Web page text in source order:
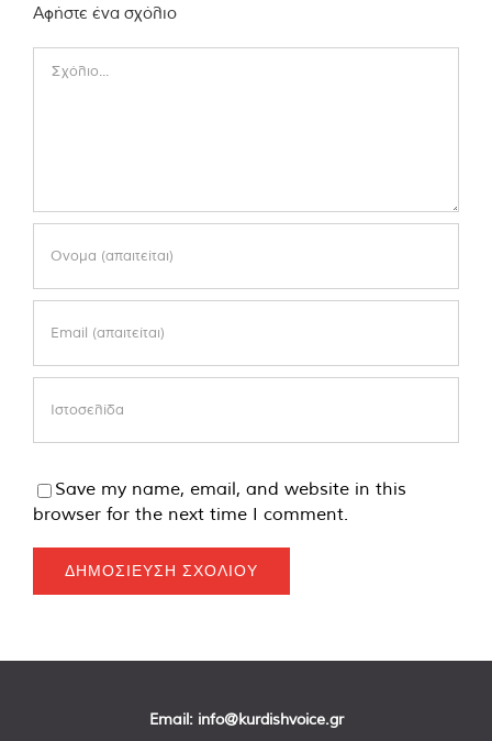
Αφήστε ένα σχόλιο
Save my name, email, and website in this
browser for the next time I comment.
Email: info@kurdishvoice.gr